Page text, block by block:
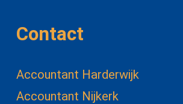
Contact
Accountant Harderwijk
Accountant Nijkerk